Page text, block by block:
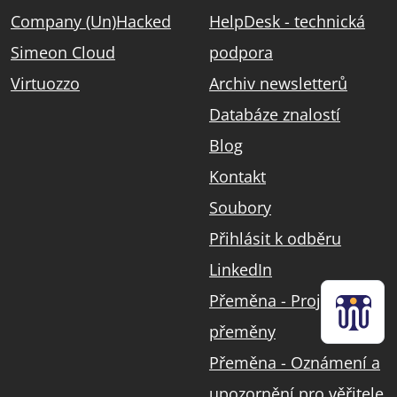
Company (Un)Hacked
Simeon Cloud
Virtuozzo
HelpDesk - technická
podpora
Archiv newsletterů
Databáze znalostí
Blog
Kontakt
Soubory
Přihlásit k odběru
LinkedIn
Přeměna - Projekt
přeměny
Přeměna - Oznámení a